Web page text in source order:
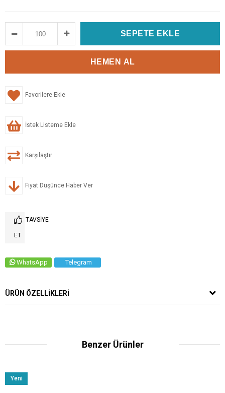
Favorilere Ekle
İstek Listeme Ekle
Karşılaştır
Fiyat Düşünce Haber Ver
TAVSIYE
ET
WhatsApp Telegram
ÜRÜN ÖZELLIKLERI
Benzer Ürünler
Yeni